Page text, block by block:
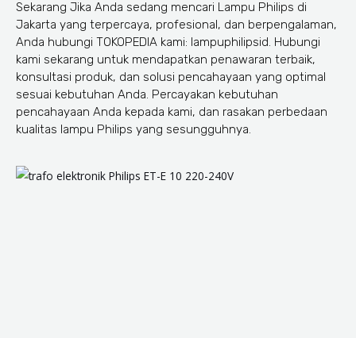
Sekarang Jika Anda sedang mencari Lampu Philips di
Jakarta yang terpercaya, profesional, dan berpengalaman,
Anda hubungi TOKOPEDIA kami: lampuphilipsid. Hubungi
kami sekarang untuk mendapatkan penawaran terbaik,
konsultasi produk, dan solusi pencahayaan yang optimal
sesuai kebutuhan Anda. Percayakan kebutuhan
pencahayaan Anda kepada kami, dan rasakan perbedaan
kualitas lampu Philips yang sesungguhnya.